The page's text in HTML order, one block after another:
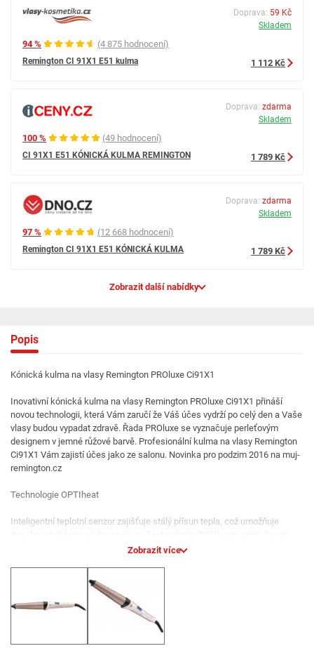
94 % (4 875 hodnocení)
Remington CI 91X1 E51 kulma
Doprava: 59 Kč
Skladem
1 112 Kč
100 % (49 hodnocení)
CI 91X1 E51 KÓNICKÁ KULMA REMINGTON
Doprava: zdarma
Skladem
1 789 Kč
97 % (12 668 hodnocení)
Remington CI 91X1 E51 KÓNICKÁ KULMA
Doprava: zdarma
Skladem
1 789 Kč
Zobrazit další nabídky
Popis
Kónická kulma na vlasy Remington PROluxe Ci91X1
Inovativní kónická kulma na vlasy Remington PROluxe Ci91X1 přináší
novou technologii, která Vám zaručí že Váš účes vydrží po celý den a Vaše
vlasy budou vypadat zdravě. Řada PROluxe se vyznačuje perleťovým
designem v jemné růžové barvě. Profesionální kulma na vlasy Remington
Ci91X1 Vám zajistí účes jako ze salonu. Novinka pro podzim 2016 na muj-
remington.cz
Technologie OPTIheat
Inteligentní teplotní senzor zajišťuje stálý přísun tepla, což umožňuje
účes vydrží celý den a dodá vašim vlasům zdravý a krásný vzhled.
tepla ke konečkům vlasů.
Barel kulmy na vlasy Remington PROluxe Ci9132 je potažen unikátním
Zobrazit více